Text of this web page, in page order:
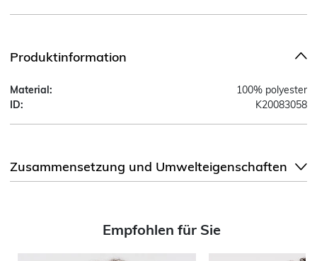
Produktinformation
Material:
100% polyester
ID:
K20083058
Zusammensetzung und Umwelteigenschaften
Empfohlen für Sie